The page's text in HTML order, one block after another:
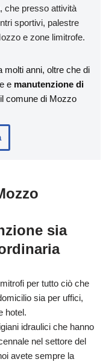
che presso attività
sportivi, palestre
e zone limitrofe.
molti anni, oltre che di
e manutenzione di
comune di Mozzo
sia
per tutto ciò che
sia per uffici,
hotel.
idraulici che hanno
nel settore del
avete sempre la